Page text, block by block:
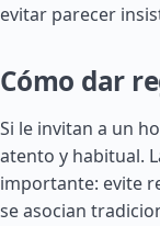
evitar parecer
Cómo dar
Si le invitan a un
atento y habitual.
importante: evite
se asocian